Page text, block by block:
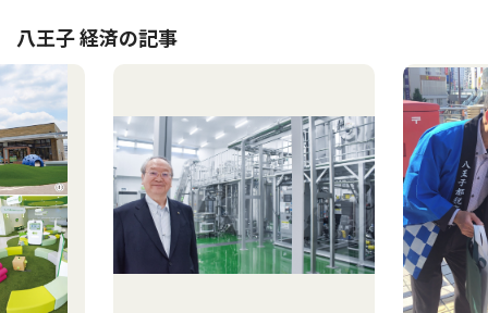
八王子 経済の記事